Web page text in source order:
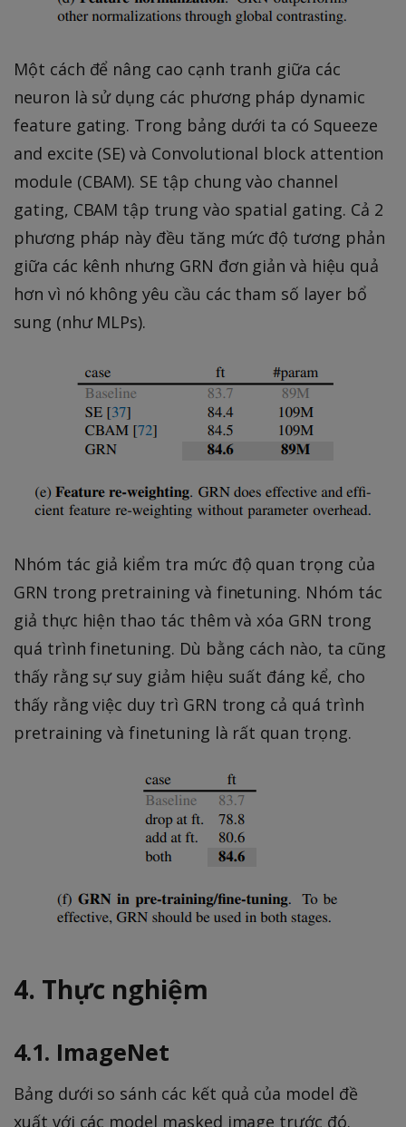
Một cách để nâng cao cạnh tranh giữa các
neuron là sử dụng các phương pháp dynamic
feature gating. Trong bảng dưới ta có Squeeze
and excite (SE) và Convolutional block attention
module (CBAM). SE tập chung vào channel
gating, CBAM tập trung vào spatial gating. Cả 2
phương pháp này đều tăng mức độ tương phản
giữa các kênh nhưng GRN đơn giản và hiệu quả
hơn vì nó không yêu cầu các tham số layer bổ
sung (như MLPs).
Nhóm tác giả kiểm tra mức độ quan trọng của
GRN trong pretraining và finetuning. Nhóm tác
giả thực hiện thao tác thêm và xóa GRN trong
quá trình finetuning. Dù bằng cách nào, ta cũng
thấy rằng sự suy giảm hiệu suất đáng kể, cho
thấy rằng việc duy trì GRN trong cả quá trình
pretraining và finetuning là rất quan trọng.
4. Thực nghiệm
4.1. ImageNet
Bảng dưới so sánh các kết quả của model đề
xuất với các model masked image trước đó.